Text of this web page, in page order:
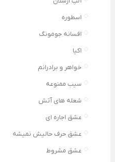
اسطوره
افسانه جومونگ
اکیا
خواهر و برادرانم
سیب ممنوعه
شعله های آتش
عشق اجاره ای
عشق حرف حالیش نمیشه
عشق مشروط